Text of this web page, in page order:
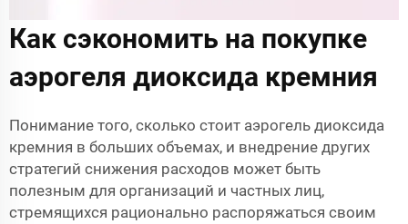
Как сэкономить на покупке
аэрогеля диоксида кремния
Понимание того, сколько стоит аэрогель диоксида
кремния в больших объемах, и внедрение других
стратегий снижения расходов может быть
полезным для организаций и частных лиц,
стремящихся рационально распоряжаться своим